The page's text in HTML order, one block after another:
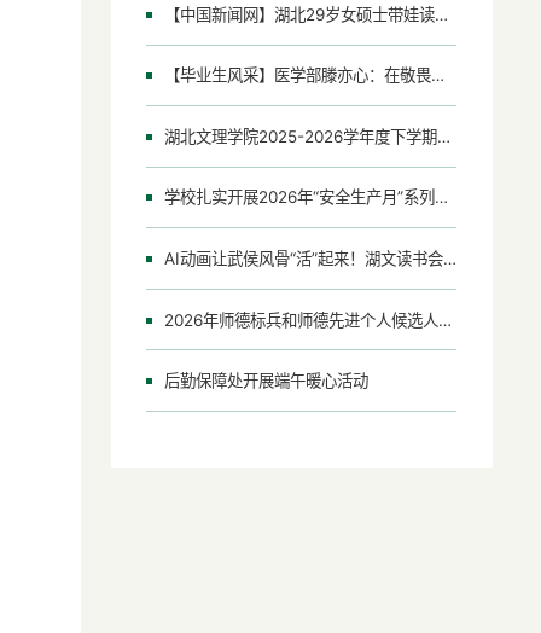
【中国新闻网】湖北29岁女硕士带娃读研三年顺利毕业
【毕业生风采】医学部滕亦心：在敬畏与坚守中追寻医学梦
湖北文理学院2025-2026学年度下学期第十七周会议（活动）安排表
学校扎实开展2026年“安全生产月”系列活动
AI动画让武侯风骨“活”起来！湖文读书会新作《诸葛亮的忠廉》上线
2026年师德标兵和师德先进个人候选人及事迹材料公示
后勤保障处开展端午暖心活动